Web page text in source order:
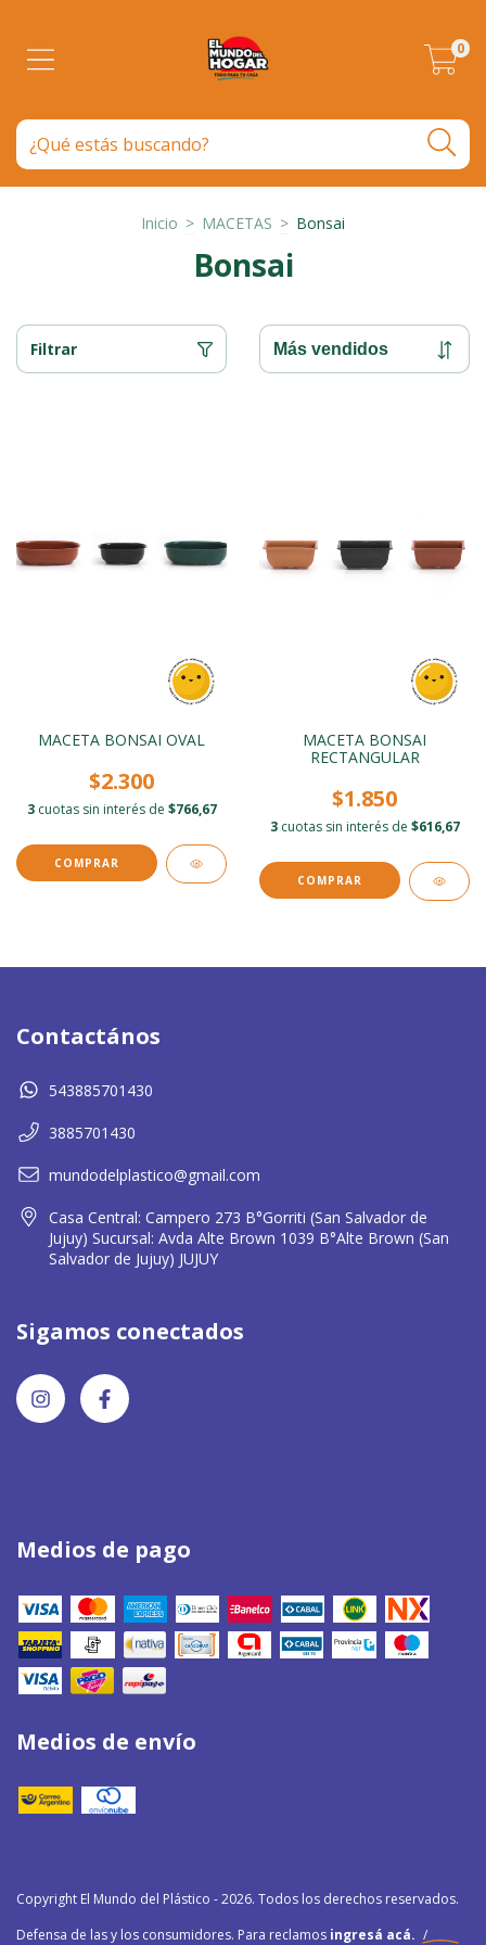
0
Inicio > MACETAS > Bonsai
Bonsai
Filtrar
MACETA BONSAI OVAL
$2.300
3 cuotas sin interés de $766,67
COMPRAR
MACETA BONSAI
RECTANGULAR
$1.850
3 cuotas sin interés de $616,67
COMPRAR
Contactános
543885701430
3885701430
mundodelplastico@gmail.com
Casa Central: Campero 273 B°Gorriti (San Salvador de
Jujuy) Sucursal: Avda Alte Brown 1039 B°Alte Brown (San
Salvador de Jujuy) JUJUY
Sigamos conectados
Medios de pago
Medios de envío
Copyright El Mundo del Plástico - 2026. Todos los derechos reservados.
Defensa de las y los consumidores. Para reclamos ingresá acá. /